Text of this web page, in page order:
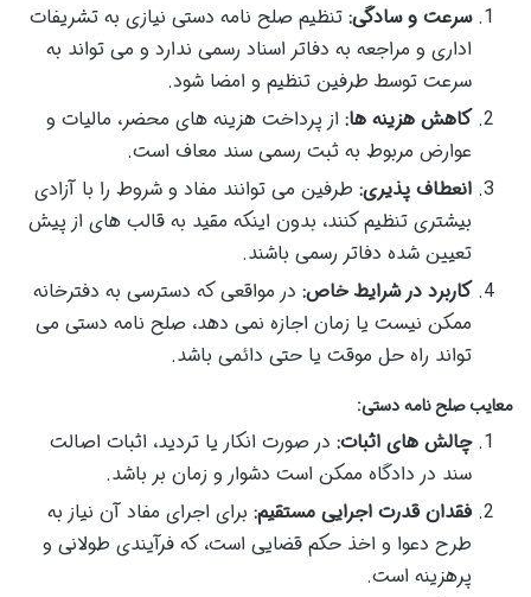
سرعت و سادگی: تنظیم صلح نامه دستی نیازی به تشریفات
اداری و مراجعه به دفاتر اسناد رسمی ندارد و می تواند به
سرعت توسط طرفین تنظیم و امضا شود.
کاهش هزینه ها: از پرداخت هزینه های محضر، مالیات و
عوارض مربوط به ثبت رسمی سند معاف است.
انعطاف پذیری: طرفین می توانند مفاد و شروط را با آزادی
بیشتری تنظیم کنند، بدون اینکه مقید به قالب های از پیش
تعیین شده دفاتر رسمی باشند.
کاربرد در شرایط خاص: در مواقعی که دسترسی به دفترخانه
ممکن نیست یا زمان اجازه نمی دهد، صلح نامه دستی می
تواند راه حل موقت یا حتی دائمی باشد.
معایب صلح نامه دستی:
چالش های اثبات: در صورت انکار یا تردید، اثبات اصالت
سند در دادگاه ممکن است دشوار و زمان بر باشد.
فقدان قدرت اجرایی مستقیم: برای اجرای مفاد آن نیاز به
طرح دعوا و اخذ حکم قضایی است، که فرآیندی طولانی و
پرهزینه است.